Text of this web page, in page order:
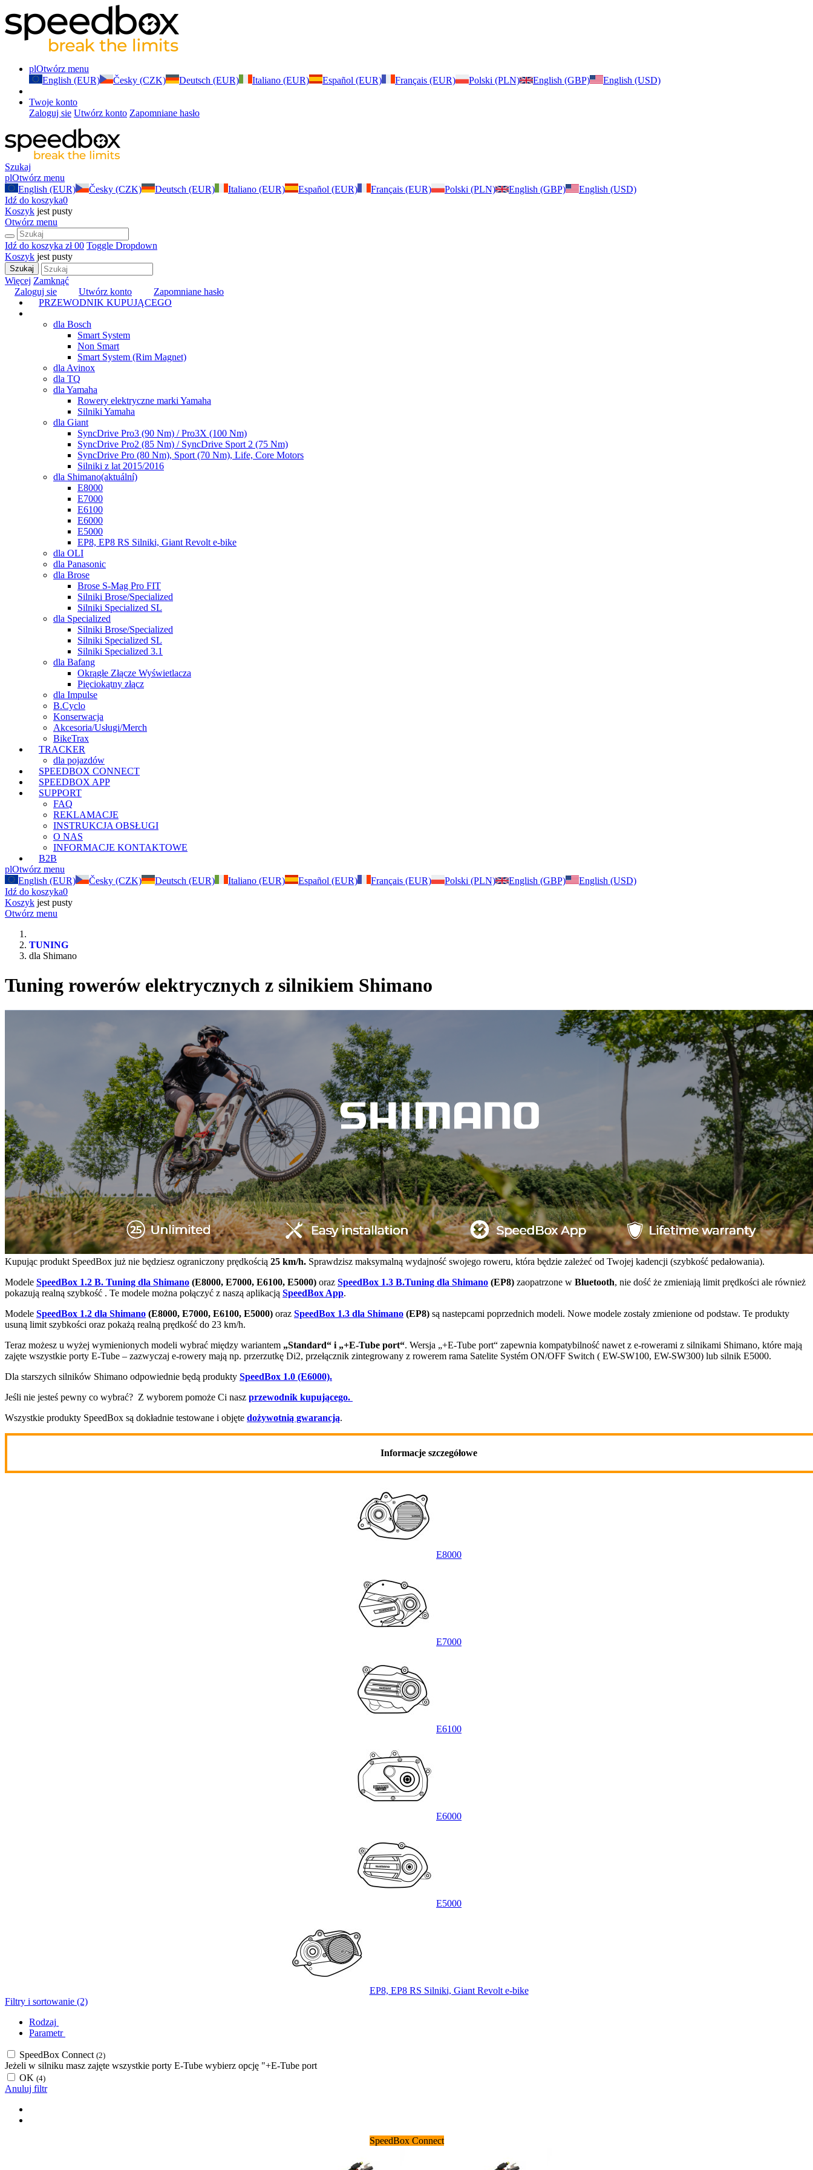
plOtwórz menu
English (EUR)
Česky (CZK) Deutsch (EUR) Italiano (EUR) Español (EUR) Français (EUR) Polski (PLN) English (GBP) English (USD)
Twoje konto
Zaloguj sie Utwórz konto Zapomniane hasło
Szukaj
plOtwórz menu
English (EUR)
Česky (CZK) Deutsch (EUR) Italiano (EUR) Español (EUR) Français (EUR) Polski (PLN) English (GBP)
English (USD)
Idź do koszyka0
Koszyk jest pusty
Otwórz menu
Idź do koszyka zł 00 Toggle Dropdown
Koszyk jest pusty
Szukaj
Więcej Zamknąć
Zaloguj sie
Utwórz konto
Zapomniane hasło
PRZEWODNIK KUPUJĄCEGO
dla Bosch
Smart System
Non Smart
Smart System (Rim Magnet)
dla Avinox
dla TQ
dla Yamaha
Rowery elektryczne marki Yamaha
Silniki Yamaha
dla Giant
SyncDrive Pro3 (90 Nm) / Pro3X (100 Nm)
SyncDrive Pro2 (85 Nm) / SyncDrive Sport 2 (75 Nm)
SyncDrive Pro (80 Nm), Sport (70 Nm), Life, Core Motors
Silniki z lat 2015/2016
dla Shimano(aktuální)
E8000
E7000
E6100
E6000
E5000
EP8, EP8 RS Silniki, Giant Revolt e-bike
dla OLI
dla Panasonic
dla Brose
Brose S-Mag Pro FIT
Silniki Brose/Specialized
Silniki Specialized SL
dla Specialized
Silniki Brose/Specialized
Silniki Specialized SL
Silniki Specialized 3.1
dla Bafang
Okrągłe Złącze Wyświetlacza
Pięciokątny złącz
dla Impulse
B.Cyclo
Konserwacja
Akcesoria/Usługi/Merch
BikeTrax
TRACKER
dla pojazdów
SPEEDBOX CONNECT
SPEEDBOX APP
SUPPORT
FAQ
REKLAMACJE
INSTRUKCJA OBSŁUGI
O NAS
INFORMACJE KONTAKTOWE
B2B
plOtwórz menu
English (EUR)
Česky (CZK) Deutsch (EUR) Italiano (EUR) Español (EUR) Français (EUR) Polski (PLN) English (GBP)
English (USD)
Idź do koszyka0
Koszyk jest pusty
Otwórz menu
TUNING
dla Shimano
Tuning rowerów elektrycznych z silnikiem Shimano
Kupując produkt SpeedBox już nie będziesz ograniczony prędkością 25 km/h. Sprawdzisz maksymalną wydajność swojego roweru, która będzie zależeć od Twojej kadencji (szybkość pedałowania).
Modele SpeedBox 1.2 B. Tuning dla Shimano (E8000, E7000, E6100, E5000) oraz SpeedBox 1.3 B.Tuning dla Shimano (EP8) zaopatrzone w Bluetooth, nie dość że zmieniają limit prędkości ale również
pokazują realną szybkość . Te modele można połączyć z naszą aplikacją SpeedBox App.
Modele SpeedBox 1.2 dla Shimano (E8000, E7000, E6100, E5000) oraz SpeedBox 1.3 dla Shimano (EP8) są nastepcami poprzednich modeli. Nowe modele zostały zmienione od podstaw. Te produkty
usuną limit szybkości oraz pokażą realną prędkość do 23 km/h.
Teraz możesz u wyżej wymienionych modeli wybrać między wariantem „Standard“ i „+E-Tube port“. Wersja „+E-Tube port“ zapewnia kompatybilność nawet z e-rowerami z silnikami Shimano, które mają
zajęte wszystkie porty E-Tube – zazwyczaj e-rowery mają np. przerzutkę Di2, przełącznik zintegrowany z rowerem rama Satelite Systém ON/OFF Switch ( EW-SW100, EW-SW300) lub silnik E5000.
Dla starszych silników Shimano odpowiednie będą produkty SpeedBox 1.0 (E6000).
Jeśli nie jesteś pewny co wybrać? Z wyborem pomoże Ci nasz przewodnik kupującego.
Wszystkie produkty SpeedBox są dokładnie testowane i objęte dożywotnią gwarancją.
Informacje szczegółowe
E8000
E7000
E6100
E6000
E5000
EP8, EP8 RS Silniki, Giant Revolt e-bike
Filtry i sortowanie (2)
Rodzaj
Parametr
SpeedBox Connect (2)
Jeżeli w silniku masz zajęte wszystkie porty E-Tube wybierz opcję "+E-Tube port
OK (4)
Anuluj filtr
SpeedBox Connect